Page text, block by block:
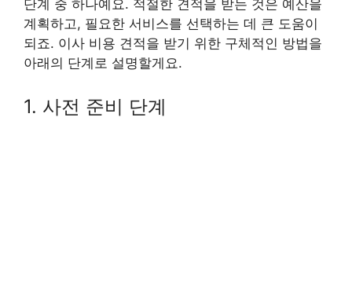
단계 중 하나예요. 적절한 견적을 받는 것은 예산을
계획하고, 필요한 서비스를 선택하는 데 큰 도움이
되죠. 이사 비용 견적을 받기 위한 구체적인 방법을
아래의 단계로 설명할게요.
1. 사전 준비 단계